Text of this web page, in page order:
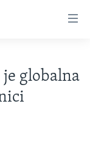
je globalna